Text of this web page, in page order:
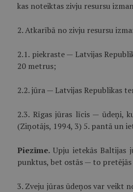
kas noteiktas zivju resursu
2. Atkarībā no zivju resursu
2.1. piekraste — Latvijas
20 metrus;
2.2. jūra — Latvijas Republikas
2.3. Rīgas jūras līcis — ūdeņi,
(Ziņotājs, 1994, 3) 5. pantā un
Piezīme. Upju ietekās Baltijas
punktus, bet ostās — to
3. Zveju jūras ūdeņos var veikt